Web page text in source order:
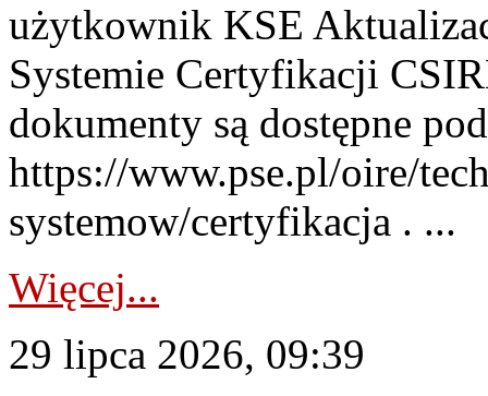
użytkownik KSE
Systemie Certyfikacji
dokumenty są dostępne
https://www.pse.pl/oire/
systemow/certyfikacja . ...
Więcej...
29 lipca 2026, 09:39